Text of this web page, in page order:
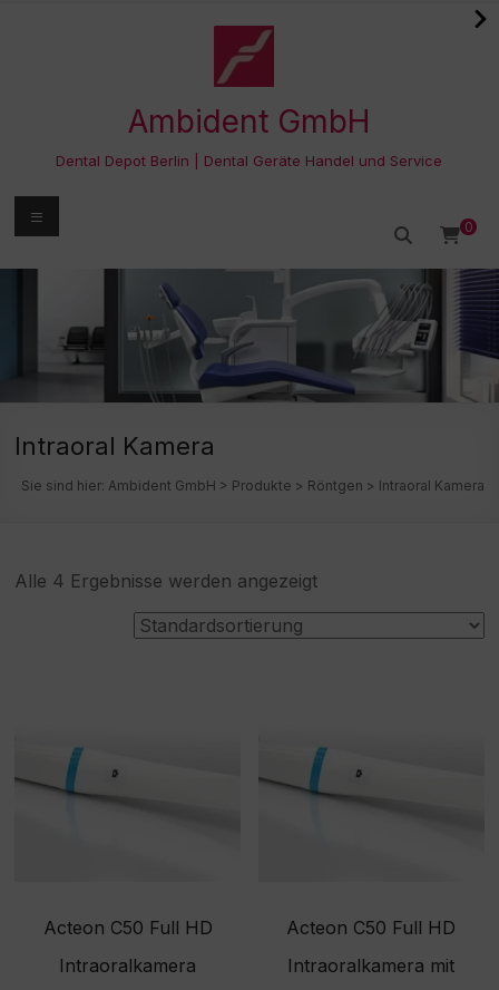
Ambident GmbH
Dental Depot Berlin | Dental Geräte Handel und Service
0
Menü
Intraoral Kamera
Sie sind hier: Ambident GmbH > Produkte > Röntgen > Intraoral Kamera
Alle 4 Ergebnisse werden angezeigt
Acteon C50 Full HD
Intraoralkamera
Acteon C50 Full HD
Intraoralkamera mit